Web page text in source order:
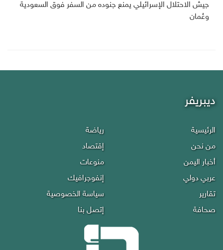
جيش الاحتلال الإسرائيلي يمنع جنوده من السفر فوق السعودية
وعُمان
ديبريفر
الرئيسية
من نحن
أخبار اليمن
عربي دولي
تقارير
صحافة
رياضة
إقتصاد
منوعات
إنفوجرافيك
سياسة الخصوصية
إتصل بنا